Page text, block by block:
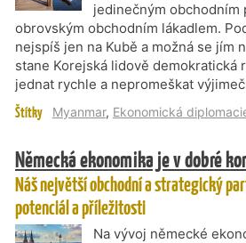
jedinečným obchodním
obrovským obchodním lákadlem.
nejspíš jen na Kubě a možná se jím
stane Korejská lidově demokratická
jednat rychle a nepromeškat
Štítky Myanmar, Ekonomická
Německá ekonomika je v dobré
Náš největší obchodní a strategický
potenciál a příležitosti
Na vývoj německé